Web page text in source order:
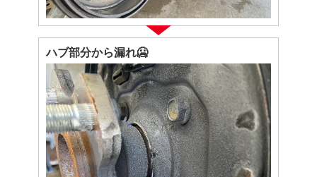
ハブ部分から漏れ🥶